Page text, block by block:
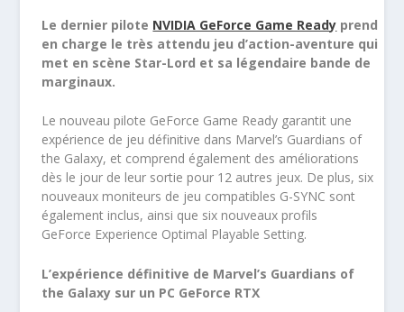
Le dernier pilote NVIDIA GeForce Game Ready prend
en charge le très attendu jeu d’action-aventure qui
met en scène Star-Lord et sa légendaire bande de
marginaux.
Le nouveau pilote GeForce Game Ready garantit une
expérience de jeu définitive dans Marvel’s Guardians of
the Galaxy, et comprend également des améliorations
dès le jour de leur sortie pour 12 autres jeux. De plus, six
nouveaux moniteurs de jeu compatibles G-SYNC sont
également inclus, ainsi que six nouveaux profils
GeForce Experience Optimal Playable Setting.
L’expérience définitive de Marvel’s Guardians of
the Galaxy sur un PC GeForce RTX